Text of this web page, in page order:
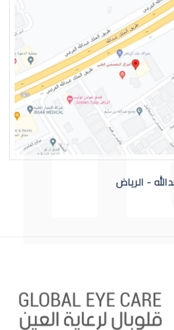
رقم دكتور عيون للاستشاره
افضل دكتور عيون اطفال بالرياض